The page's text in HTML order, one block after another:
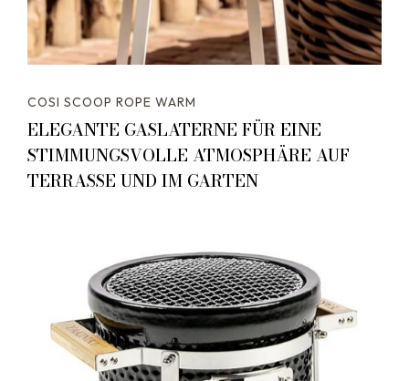
COSI SCOOP ROPE WARM
ELEGANTE GASLATERNE FÜR EINE
STIMMUNGSVOLLE ATMOSPHÄRE AUF
TERRASSE UND IM GARTEN